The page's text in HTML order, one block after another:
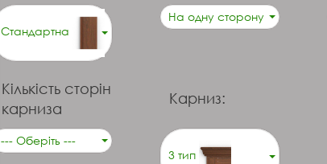
Стандартна
На одну сторону
Кількість сторін
карниза
--- Оберіть ---
Карниз:
3 тип